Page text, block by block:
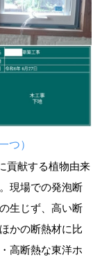
つ）
貢献する植物由来
現場での発泡断
生じず、高い断
かの断熱材に比
高断熱な東洋ホ